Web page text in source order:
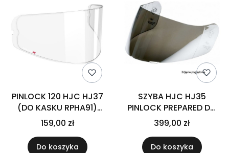
PINLOCK 120 HJC HJ37
(DO KASKU RPHA91)
CLEAR
159,00 zł
Do koszyka
SZYBA HJC HJ35
PINLOCK PREPARED DO
KASKU RPHA1 DARK
SMOKE
399,00 zł
Do koszyka